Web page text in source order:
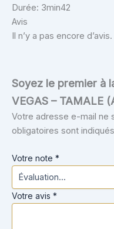
Durée: 3min42
Avis
Il n’y a pas encore d’avis.
Soyez le premier à
VEGAS – TAMALE
Votre adresse e-mail ne
obligatoires sont
Votre note *
Votre avis *